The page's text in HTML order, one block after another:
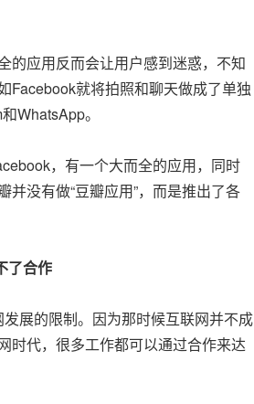
应用反而会让用户感到迷惑，不知
Facebook就将拍照和聊天做成了单独
WhatsApp。
，有一个大而全的应用，同时
没有做“豆瓣应用”，而是推出了各
了合作
展的限制。因为那时候互联网并不成
时代，很多工作都可以通过合作来达